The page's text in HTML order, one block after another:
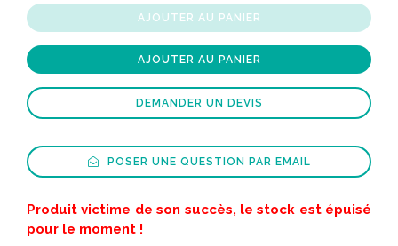
AJOUTER AU PANIER
AJOUTER AU PANIER
DEMANDER UN DEVIS
POSER UNE QUESTION PAR EMAIL
Produit victime de son succès, le stock est épuisé
pour le moment !